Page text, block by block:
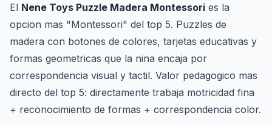
El Nene Toys Puzzle Madera Montessori es la
opcion mas "Montessori" del top 5. Puzzles de
madera con botones de colores, tarjetas educativas y
formas geometricas que la nina encaja por
correspondencia visual y tactil. Valor pedagogico mas
directo del top 5: directamente trabaja motricidad fina
+ reconocimiento de formas + correspondencia color.